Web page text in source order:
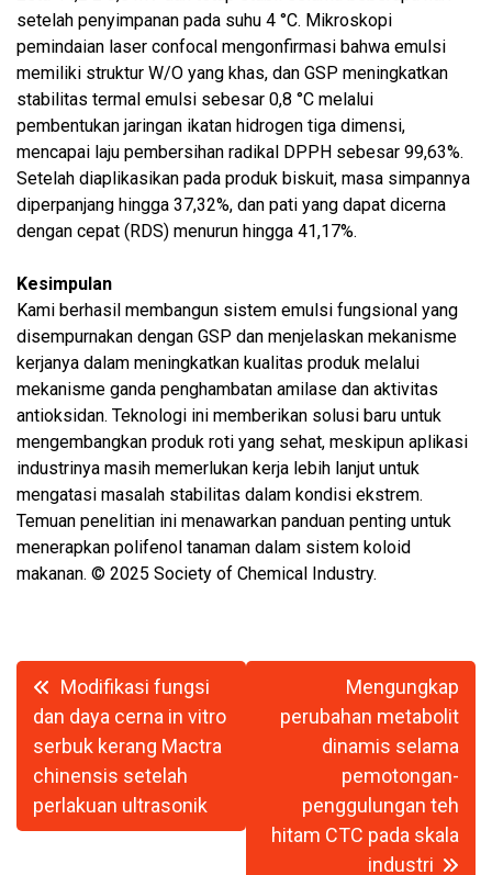
setelah penyimpanan pada suhu 4 °C. Mikroskopi
pemindaian laser confocal mengonfirmasi bahwa emulsi
memiliki struktur W/O yang khas, dan GSP meningkatkan
stabilitas termal emulsi sebesar 0,8 °C melalui
pembentukan jaringan ikatan hidrogen tiga dimensi,
mencapai laju pembersihan radikal DPPH sebesar 99,63%.
Setelah diaplikasikan pada produk biskuit, masa simpannya
diperpanjang hingga 37,32%, dan pati yang dapat dicerna
dengan cepat (RDS) menurun hingga 41,17%.
Kesimpulan
Kami berhasil membangun sistem emulsi fungsional yang
disempurnakan dengan GSP dan menjelaskan mekanisme
kerjanya dalam meningkatkan kualitas produk melalui
mekanisme ganda penghambatan amilase dan aktivitas
antioksidan. Teknologi ini memberikan solusi baru untuk
mengembangkan produk roti yang sehat, meskipun aplikasi
industrinya masih memerlukan kerja lebih lanjut untuk
mengatasi masalah stabilitas dalam kondisi ekstrem.
Temuan penelitian ini menawarkan panduan penting untuk
menerapkan polifenol tanaman dalam sistem koloid
makanan. © 2025 Society of Chemical Industry.
Navigasi
pos
Modifikasi fungsi
dan daya cerna in vitro
serbuk kerang Mactra
chinensis setelah
perlakuan ultrasonik
Mengungkap
perubahan metabolit
dinamis selama
pemotongan-
penggulungan teh
hitam CTC pada skala
industri